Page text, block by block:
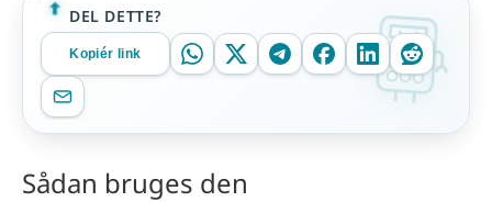
DEL DETTE?
Kopiér link
Sådan bruges den